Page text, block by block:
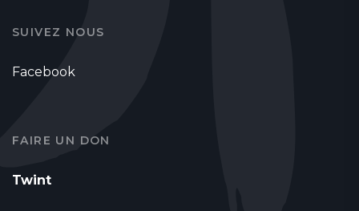
SUIVEZ NOUS
Facebook
FAIRE UN DON
Twint